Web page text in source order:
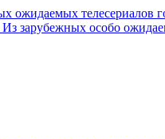
ожидаемых
особо